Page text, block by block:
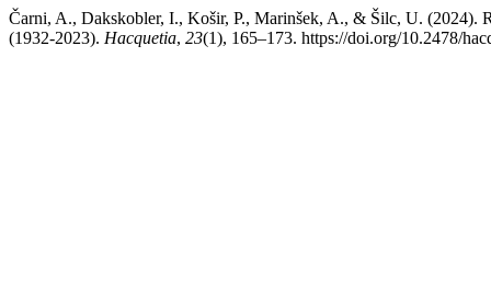
Čarni, A., Dakskobler, I., Košir, P., Marinšek, A., & Šilc, U. (2024).
(1932-2023). Hacquetia, 23(1), 165–173. https://doi.org/10.2478/